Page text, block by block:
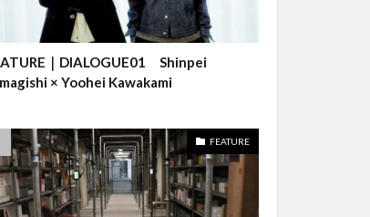
｜DIALOGUE01 Shinpei
× Yoohei Kawakami
FEATURE